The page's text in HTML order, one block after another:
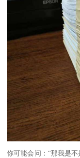
你可能会问：“那我是